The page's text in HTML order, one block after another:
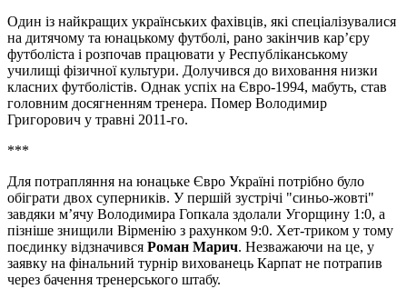
Один із найкращих українських фахівців, які спеціалізувалися
на дитячому та юнацькому футболі, рано закінчив кар’єру
футболіста і розпочав працювати у Республіканському
училищі фізичної культури. Долучився до виховання низки
класних футболістів. Однак успіх на Євро-1994, мабуть, став
головним досягненням тренера. Помер Володимир
Григорович у травні 2011-го.
***
Для потрапляння на юнацьке Євро Україні потрібно було
обіграти двох суперників. У першій зустрічі "синьо-жовті"
завдяки м’ячу Володимира Гопкала здолали Угорщину 1:0, а
пізніше знищили Вірменію з рахунком 9:0. Хет-триком у тому
поєдинку відзначився Роман Марич. Незважаючи на це, у
заявку на фінальний турнір вихованець Карпат не потрапив
через бачення тренерського штабу.